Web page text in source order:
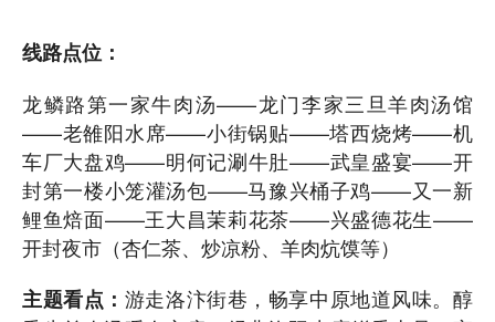
线路点位：
龙鳞路第一家牛肉汤——龙门李家三旦羊肉汤馆
——老雒阳水席——小街锅贴——塔西烧烤——机
车厂大盘鸡——明何记涮牛肚——武皇盛宴——开
封第一楼小笼灌汤包——马豫兴桶子鸡——又一新
鲤鱼焙面——王大昌茉莉花茶——兴盛德花生——
开封夜市（杏仁茶、炒凉粉、羊肉炕馍等）
主题看点： 游走洛汴街巷，畅享中原地道风味。醇